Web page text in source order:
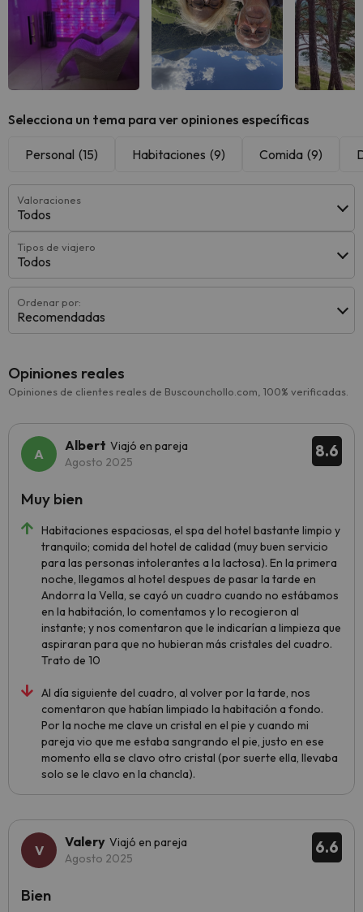
Selecciona un tema para ver opiniones específicas
Personal (15) Habitaciones (9) Comida (9)
Valoraciones
Todos
Tipos de viajero
Todos
Ordenar por:
Recomendadas
Opiniones reales
Opiniones de clientes reales de Buscounchollo.com, 100% verificadas.
8.6
Albert Viajó en pareja
Agosto 2025
Habitaciones espaciosas, el spa del hotel bastante limpio y
tranquilo; comida del hotel de calidad (muy buen servicio
para las personas intolerantes a la lactosa). En la primera
noche, llegamos al hotel despues de pasar la tarde en
Andorra la Vella, se cayó un cuadro cuando no estábamos
en la habitación, lo comentamos y lo recogieron al
instante; y nos comentaron que le indicarían a limpieza que
aspiraran para que no hubieran más cristales del cuadro.
Trato de 10
Al día siguiente del cuadro, al volver por la tarde, nos
comentaron que habían limpiado la habitación a fondo.
Por la noche me clave un cristal en el pie y cuando mi
pareja vio que me estaba sangrando el pie, justo en ese
momento ella se clavo otro cristal (por suerte ella, llevaba
solo se le clavo en la chancla).
Muy bien
6.6
Valery Viajó en pareja
Agosto 2025
Bien